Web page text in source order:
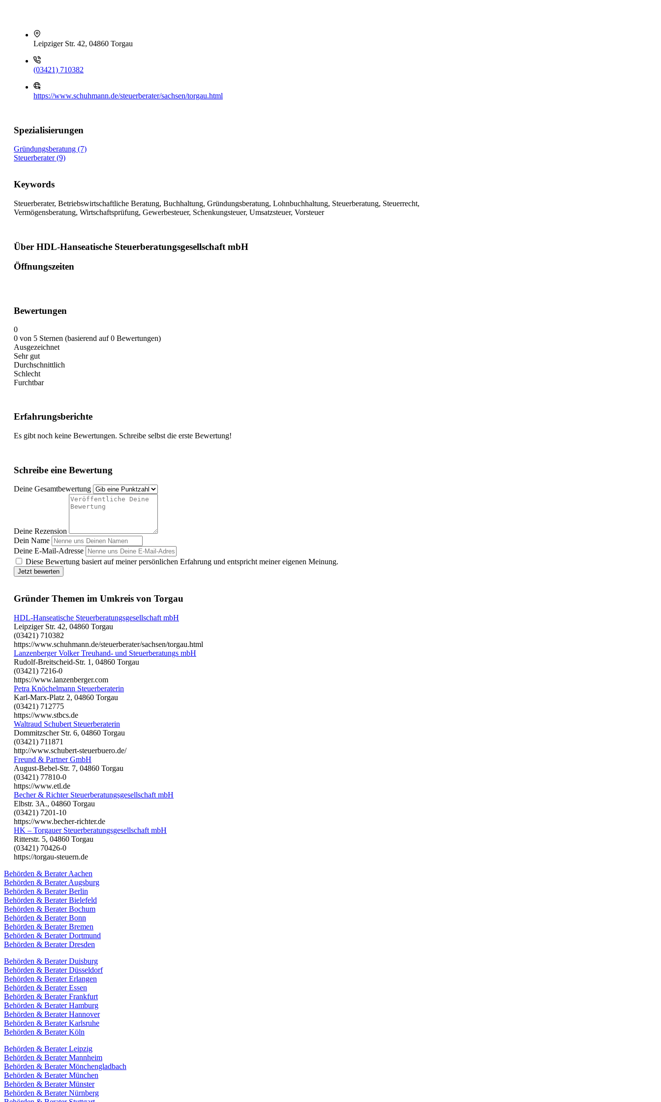
Leipziger Str. 42, 04860 Torgau
(03421) 710382
https://www.schuhmann.de/steuerberater/sachsen/torgau.html
Spezialisierungen
Gründungsberatung (7)
Steuerberater (9)
Keywords
Steuerberater, Betriebswirtschaftliche Beratung, Buchhaltung, Gründungsberatung, Lohnbuchhaltung, Steuerberatung, Steuerrecht,
Vermögensberatung, Wirtschaftsprüfung, Gewerbesteuer, Schenkungsteuer, Umsatzsteuer, Vorsteuer
Über HDL-Hanseatische Steuerberatungsgesellschaft mbH
Öffnungszeiten
Bewertungen
0
0 von 5 Sternen (basierend auf 0 Bewertungen)
Ausgezeichnet
Sehr gut
Durchschnittlich
Schlecht
Furchtbar
Erfahrungsberichte
Es gibt noch keine Bewertungen. Schreibe selbst die erste Bewertung!
Schreibe eine Bewertung
Deine Gesamtbewertung
Deine Rezension
Dein Name
Deine E-Mail-Adresse
Diese Bewertung basiert auf meiner persönlichen Erfahrung und entspricht meiner eigenen Meinung.
Jetzt bewerten
Gründer Themen im Umkreis von Torgau
HDL-Hanseatische Steuerberatungsgesellschaft mbH
Leipziger Str. 42, 04860 Torgau
(03421) 710382
https://www.schuhmann.de/steuerberater/sachsen/torgau.html
Lanzenberger Volker Treuhand- und Steuerberatungs mbH
Rudolf-Breitscheid-Str. 1, 04860 Torgau
(03421) 7216-0
https://www.lanzenberger.com
Petra Knöchelmann Steuerberaterin
Karl-Marx-Platz 2, 04860 Torgau
(03421) 712775
https://www.stbcs.de
Waltraud Schubert Steuerberaterin
Dommitzscher Str. 6, 04860 Torgau
(03421) 711871
http://www.schubert-steuerbuero.de/
Freund & Partner GmbH
August-Bebel-Str. 7, 04860 Torgau
(03421) 77810-0
https://www.etl.de
Becher & Richter Steuerberatungsgesellschaft mbH
Elbstr. 3A., 04860 Torgau
(03421) 7201-10
https://www.becher-richter.de
HK – Torgauer Steuerberatungsgesellschaft mbH
Ritterstr. 5, 04860 Torgau
(03421) 70426-0
https://torgau-steuern.de
Behörden & Berater Aachen
Behörden & Berater Augsburg
Behörden & Berater Berlin
Behörden & Berater Bielefeld
Behörden & Berater Bochum
Behörden & Berater Bonn
Behörden & Berater Bremen
Behörden & Berater Dortmund
Behörden & Berater Dresden
Behörden & Berater Duisburg
Behörden & Berater Düsseldorf
Behörden & Berater Erlangen
Behörden & Berater Essen
Behörden & Berater Frankfurt
Behörden & Berater Hamburg
Behörden & Berater Hannover
Behörden & Berater Karlsruhe
Behörden & Berater Köln
Behörden & Berater Leipzig
Behörden & Berater Mannheim
Behörden & Berater Mönchengladbach
Behörden & Berater München
Behörden & Berater Münster
Behörden & Berater Nürnberg